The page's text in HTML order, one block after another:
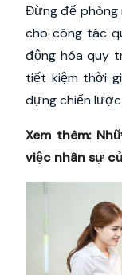
Đừng để phòng
cho công tác
động hóa quy
tiết kiệm thời
dựng chiến
Xem thêm:
việc nhân sự